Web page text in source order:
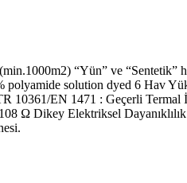
“Yün” ve “Sentetik”
polyamide solution dyed 6 Hav
10361/EN 1471 : Geçerli Termal
Ω Dikey Elektriksel